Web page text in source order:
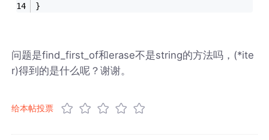
}
问题是find_first_of和erase不是string的方法吗，(*ite
r)得到的是什么呢？谢谢。
给本帖投票